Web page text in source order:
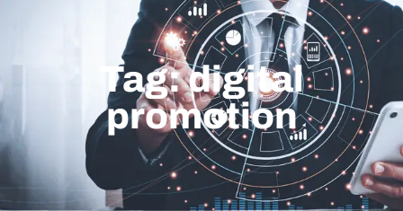
Tag: digital
promotion